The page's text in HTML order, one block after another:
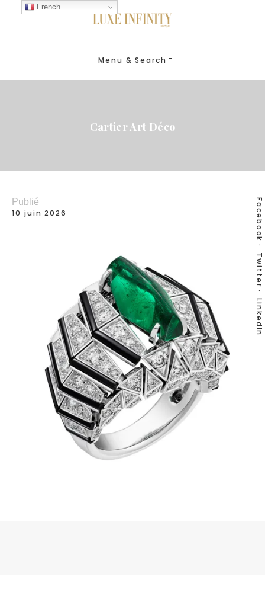
Menu & Search
Cartier Art Déco
Facebook
Twitter
LinkedIn
Publié
10 juin 2026
French